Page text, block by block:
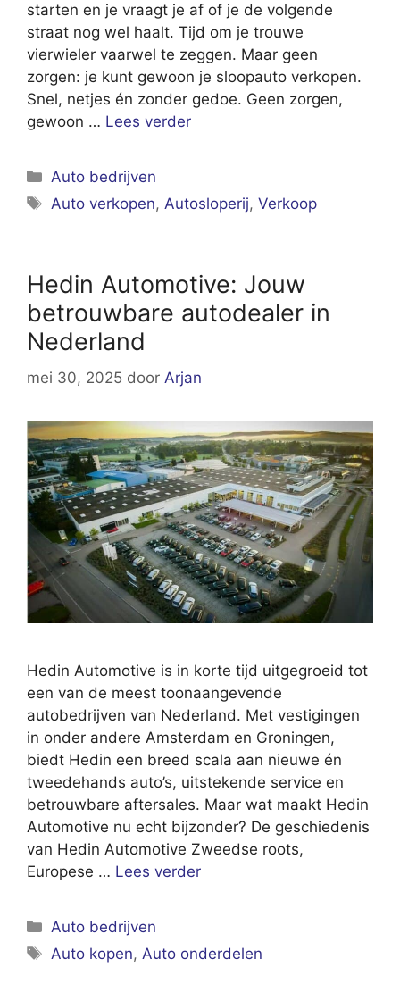
starten en je vraagt je af of je de volgende
straat nog wel haalt. Tijd om je trouwe
vierwieler vaarwel te zeggen. Maar geen
zorgen: je kunt gewoon je sloopauto verkopen.
Snel, netjes én zonder gedoe. Geen zorgen,
gewoon … Lees verder
Categorieën
Auto bedrijven
Tags
Auto verkopen,Autosloperij,Verkoop
Hedin Automotive: Jouw
betrouwbare autodealer in
Nederland
mei 30, 2025 door Arjan
Hedin Automotive is in korte tijd uitgegroeid tot
een van de meest toonaangevende
autobedrijven van Nederland. Met vestigingen
in onder andere Amsterdam en Groningen,
biedt Hedin een breed scala aan nieuwe én
tweedehands auto’s, uitstekende service en
betrouwbare aftersales. Maar wat maakt Hedin
Automotive nu echt bijzonder? De geschiedenis
van Hedin Automotive Zweedse roots,
Europese … Lees verder
Categorieën
Auto bedrijven
Tags
Auto kopen,Auto onderdelen